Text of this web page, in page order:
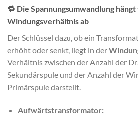
🔁 Die Spannungsumwandlung hängt
Windungsverhältnis ab
Der Schlüssel dazu, ob ein
erhöht oder senkt, liegt in der
Verhältnis zwischen der Anzahl der
Sekundärspule und der Anzahl der
Primärspule darstellt.
Aufwärtstransformator: